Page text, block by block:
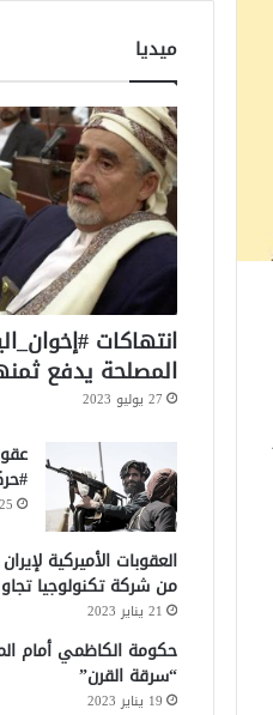
ميديا
انتهاكات
المصلحة يدفع
27 يوليو 2023
25 يوليو 2023
العقوبات الأميركية
من شركة تكنولوجيا تجاوز
21 يناير 2023
حكومة الكاظمي أمام
“سرقة القرن”
19 يناير 2023